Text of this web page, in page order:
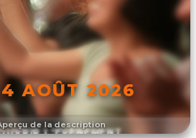
de la description
AOÛT 2026
L'ÉVÉNEMENT